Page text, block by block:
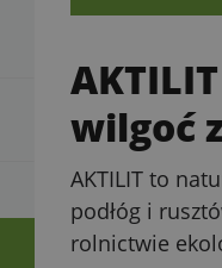
AKTILIT
wilgoć
AKTILIT to
podłóg i
rolnictwie